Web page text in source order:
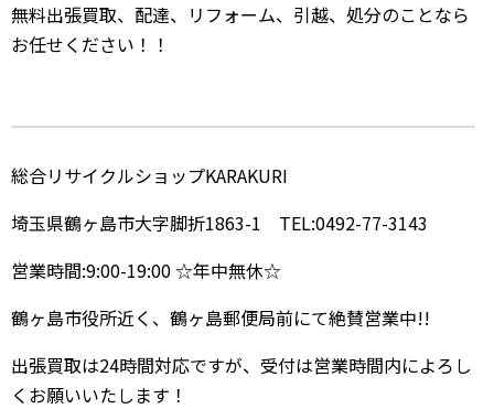
無料出張買取、配達、リフォーム、引越、処分のことなら
お任せください！！
総合リサイクルショップKARAKURI
埼玉県鶴ヶ島市大字脚折1863-1 TEL:0492-77-3143
営業時間:9:00-19:00 ☆年中無休☆
鶴ヶ島市役所近く、鶴ヶ島郵便局前にて絶賛営業中!!
出張買取は24時間対応ですが、受付は営業時間内によろし
くお願いいたします！